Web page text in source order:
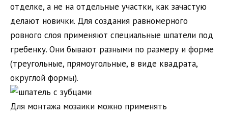
отделке, а не на отдельные участки, как зачастую
делают новички. Для создания равномерного
ровного слоя применяют специальные шпатели под
гребенку. Они бывают разными по размеру и форме
(треугольные, прямоугольные, в виде квадрата,
округлой формы).
Для монтажа мозаики можно применять